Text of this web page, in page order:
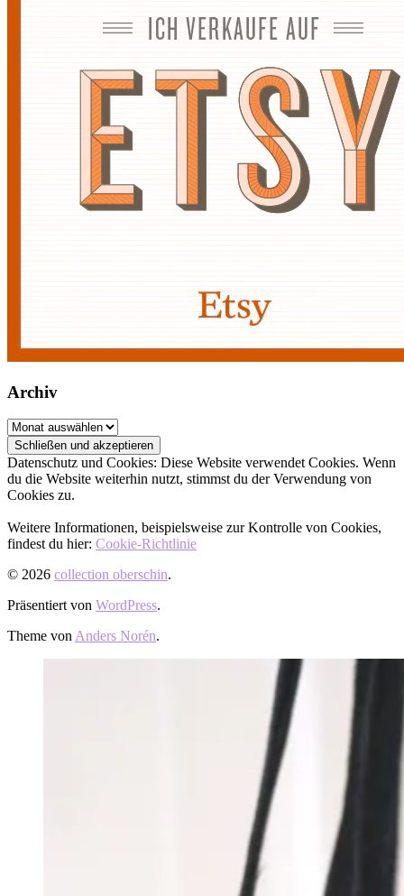
Archiv
Archiv
Datenschutz und Cookies: Diese Website verwendet Cookies. Wenn
du die Website weiterhin nutzt, stimmst du der Verwendung von
Cookies zu.
Weitere Informationen, beispielsweise zur Kontrolle von Cookies,
findest du hier: Cookie-Richtlinie
© 2026 collection oberschin.
Präsentiert von WordPress.
Theme vonAnders Norén.